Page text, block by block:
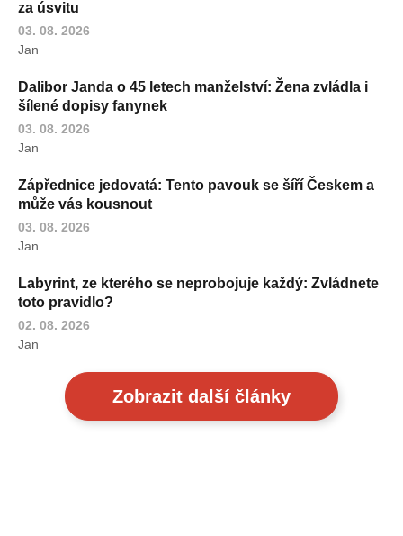
za úsvitu
03. 08. 2026
Jan
Dalibor Janda o 45 letech manželství: Žena zvládla i
šílené dopisy fanynek
03. 08. 2026
Jan
Zápřednice jedovatá: Tento pavouk se šíří Českem a
může vás kousnout
03. 08. 2026
Jan
Labyrint, ze kterého se neprobojuje každý: Zvládnete
toto pravidlo?
02. 08. 2026
Jan
Zobrazit další články